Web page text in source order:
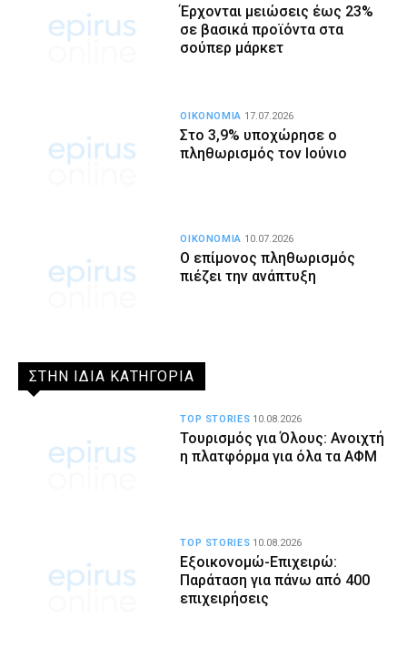
Έρχονται μειώσεις έως 23%
σε βασικά προϊόντα στα
σούπερ μάρκετ
Στο 3,9% υποχώρησε ο
πληθωρισμός τον Ιούνιο
ΟΙΚΟΝΟΜΙΑ 17.07.2026
Ο επίμονος πληθωρισμός
πιέζει την ανάπτυξη
ΟΙΚΟΝΟΜΙΑ 10.07.2026
ΣΤΗΝ ΙΔΙΑ ΚΑΤΗΓΟΡΙΑ
Τουρισμός για Όλους: Ανοιχτή
η πλατφόρμα για όλα τα ΑΦΜ
TOP STORIES 10.08.2026
Εξοικονομώ-Επιχειρώ:
Παράταση για πάνω από 400
επιχειρήσεις
TOP STORIES 10.08.2026